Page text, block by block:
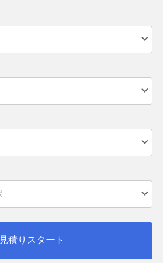
見積りスタート